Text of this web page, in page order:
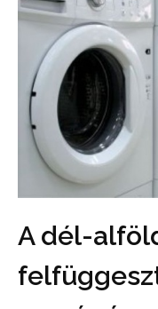
A dél-